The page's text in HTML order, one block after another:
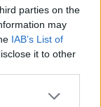
parties on the
may
IAB’s List of
it to other
του 2015,
πέρυσι,